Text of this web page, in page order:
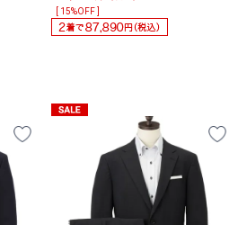
[ 15%OFF ]